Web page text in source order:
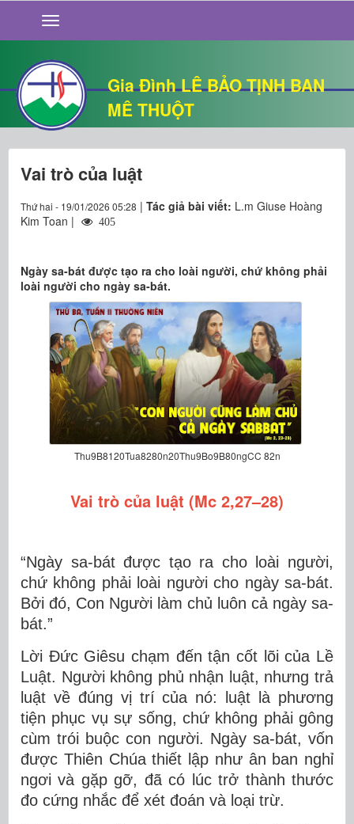
Gia Đình LÊ BẢO TỊNH BAN
MÊ THUỘT
GIỚI THIỆU
TIN TỨC
SỐNG ĐẠO
CHUYỆN NHÀ
QUÁN VĂN
THƯ GIÃN
Vai trò của luật
Thứ hai - 19/01/2026 05:28 | Tác giả bài viết: L.m Giuse Hoàng
Kim Toan |
405
Ngày sa-bát được tạo ra cho loài người, chứ không phải
loài người cho ngày sa-bát.
Thu9B8120Tua8280n20Thu9Bo9B80ngCC 82n
Vai trò của luật (Mc 2,27–28)
“Ngày sa-bát được tạo ra cho loài người,
chứ không phải loài người cho ngày sa-bát.
Bởi đó, Con Người làm chủ luôn cả ngày sa-
bát.”
Lời Đức Giêsu chạm đến tận cốt lõi của Lề
Luật. Người không phủ nhận luật, nhưng trả
luật về đúng vị trí của nó: luật là phương
tiện phục vụ sự sống, chứ không phải gông
cùm trói buộc con người. Ngày sa-bát, vốn
được Thiên Chúa thiết lập như ân ban nghỉ
ngơi và gặp gỡ, đã có lúc trở thành thước
đo cứng nhắc để xét đoán và loại trừ.